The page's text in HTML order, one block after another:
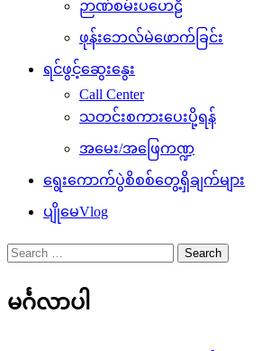
ဉာဏ်စမ်းပဟေဠိ
ဖုန်းဘေလ်မဲဖောက်ခြင်း
ရင်ဖွင့်ဆွေးနွေး
Call Center
သတင်းစကားပေးပို့ရန်
အမေး/အဖြေကဏ္ဍ
ရွေးကောက်ပွဲစိစစ်တွေ့ရှိချက်များ
ပျိုမေVlog
Search
for:
မင်္ဂလာပါ